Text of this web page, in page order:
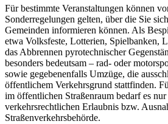
Für bestimmte Veranstaltungen können
Sonderregelungen gelten, über die Sie
Gemeinden informieren können. Als
etwa Volksfeste, Lotterien, Spielbanken,
das Abbrennen pyrotechnischer
besonders bedeutsam – rad- oder
sowie gegebenenfalls Umzüge, die
öffentlichem Verkehrsgrund stattfinden.
im öffentlichen Straßenraum bedarf es
verkehrsrechtlichen Erlaubnis bzw.
Straßenverkehrsbehörde.